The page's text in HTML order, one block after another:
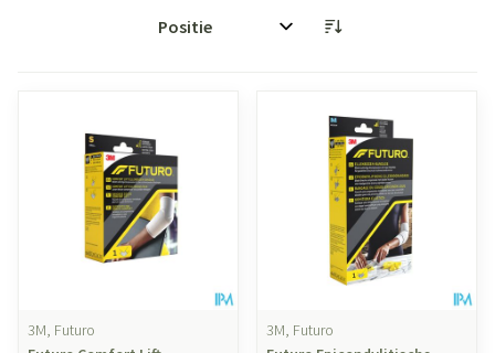
Sorteer op:
3M, Futuro
3M, Futuro